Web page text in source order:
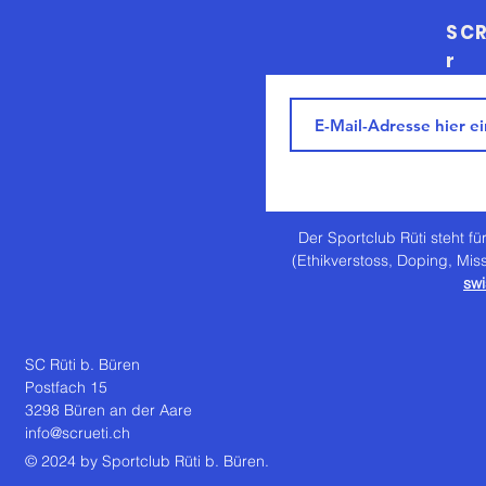
r
Der Sportclub Rüti steht
(Ethikverstoss, Doping,
SC Rüti b. Büren
Postfach 15
3298 Büren an der Aare
info@scrueti.ch
© 2024 by Sportclub Rüti b. Büren.